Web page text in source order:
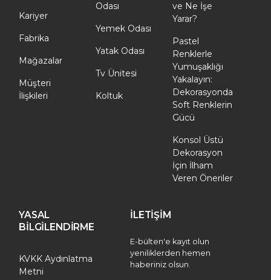
Kariyer
Fabrika
Mağazalar
Müşteri
İlişkileri
Odası
Yemek Odası
Yatak Odası
Tv Ünitesi
Koltuk
ve Ne İşe
Yarar?
Pastel
Renklerle
Yumuşaklığı
Yakalayın:
Dekorasyonda
Soft Renklerin
Gücü
Konsol Üstü
Dekorasyon
İçin İlham
Veren Öneriler
YASAL
BİLGİLENDİRME
KVKK Aydınlatma
Metni
İLETİŞİM
E-bülten'e kayıt olun
yeniliklerden hemen
haberiniz olsun.